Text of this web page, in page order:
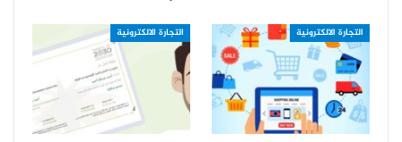
التجارة الالكترونية التجارة الالكترونية